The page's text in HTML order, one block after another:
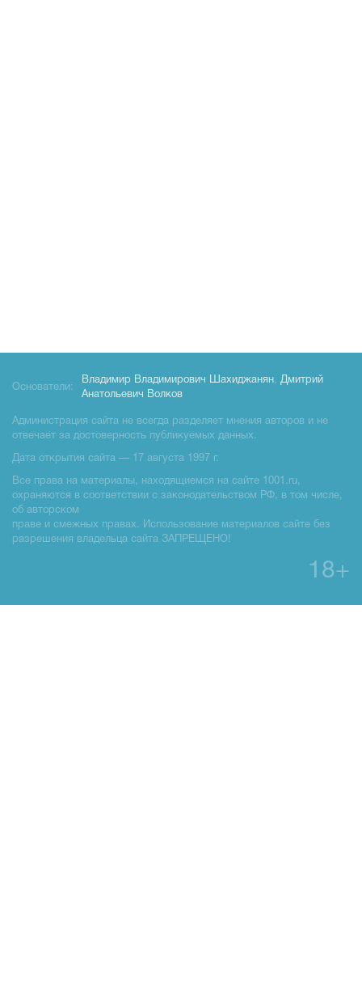
Основатели:
Владимир Владимирович Шахиджанян, Дмитрий
Анатольевич Волков
Администрация сайта не всегда разделяет мнения авторов и не
отвечает за достоверность публикуемых данных.
Дата открытия сайта — 17 августа 1997 г.
Все права на материалы, находящиемся на сайте 1001.ru,
охраняются в соответствии с законодательством РФ, в том числе,
об авторском
праве и смежных правах. Использование материалов сайте без
разрешения владельца сайта ЗАПРЕЩЕНО!
18+